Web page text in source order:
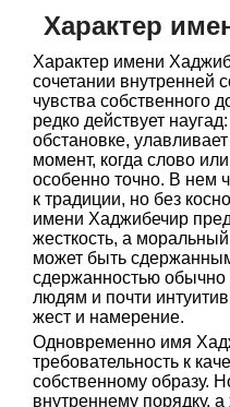
Характер
Характер имени
сочетании внутренней
чувства собственного
редко действует
обстановке,
момент, когда слово
особенно точно. В нем
к традиции, но без
имени Хаджибечир
жесткость, а
может быть
сдержанностью обычно
людям и почти
жест и намерение.
Одновременно имя
требовательность к
собственному образу.
внутреннему порядку, а